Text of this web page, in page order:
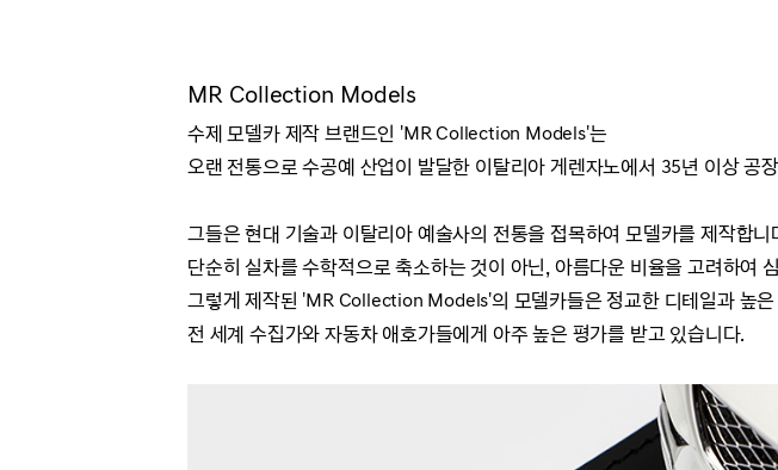
MR Collection Models
수제 모델카 제작 브랜드인 'MR Collection Models'는
오랜 전통으로 수공예 산업이 발달한 이탈리아 게렌자노에서 35년 이상 공
그들은 현대 기술과 이탈리아 예술사의 전통을 접목하여 모델카를 제작합니
단순히 실차를 수학적으로 축소하는 것이 아닌, 아름다운 비율을 고려하여
그렇게 제작된 'MR Collection Models'의 모델카들은 정교한 디테일과 높
전 세계 수집가와 자동차 애호가들에게 아주 높은 평가를 받고 있습니다.